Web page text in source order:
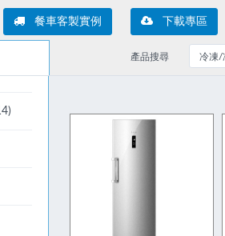
餐車客製實例 下載專區
產品搜尋